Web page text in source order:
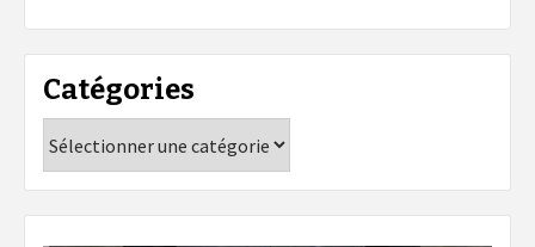
Catégories